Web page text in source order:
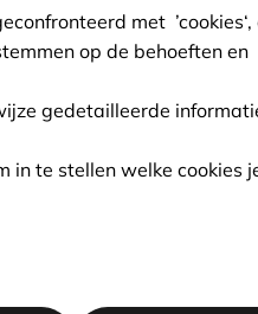
Met deze
kennismaken met
met ’cookies‘,
op de behoeften en
gedetailleerde
in te stellen welke cookies